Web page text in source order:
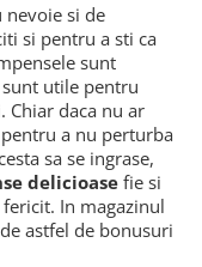
nevoie si de
si pentru a sti ca
sunt
utile pentru
Chiar daca nu ar
a nu perturba
sa se ingrase,
delicioase fie si
In magazinul
astfel de bonusuri